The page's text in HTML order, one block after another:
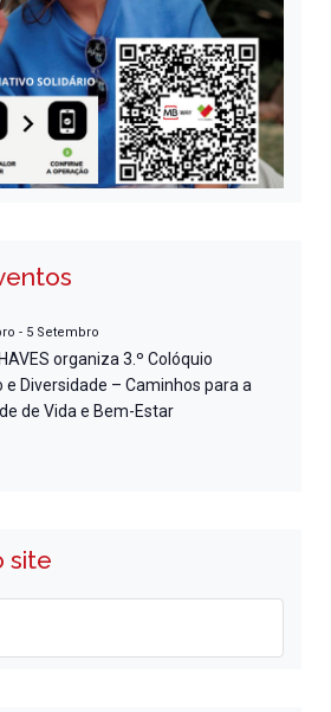
- 5 Setembro
organiza 3.º Colóquio
e Diversidade – Caminhos para a
de Vida e Bem-Estar
site